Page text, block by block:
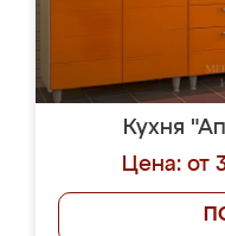
Кухня
Цена: от